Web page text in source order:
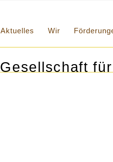
Aktuelles Wir
Gesellschaft